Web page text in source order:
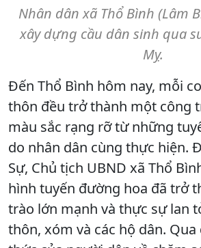
Nhân dân xã Thổ Bình (Lâm
xây dựng cầu dân sinh qua
Mỵ.
Đến Thổ Bình hôm nay, mỗi
thôn đều trở thành một công
màu sắc rạng rỡ từ những
do nhân dân cùng thực hiện.
Sự, Chủ tịch UBND xã Thổ
hình tuyến đường hoa đã trở
trào lớn mạnh và thực sự lan
thôn, xóm và các hộ dân. Qua